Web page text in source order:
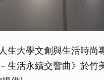
生大學文創與生活時尚
生活永續交響曲》於竹